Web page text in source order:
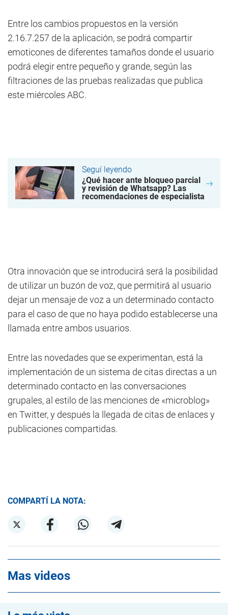
Entre los cambios propuestos en la versión
2.16.7.257 de la aplicación, se podrá compartir
emoticones de diferentes tamaños donde el usuario
podrá elegir entre pequeño y grande, según las
filtraciones de las pruebas realizadas que publica
este miércoles ABC.
Seguí leyendo
¿Qué hacer ante bloqueo parcial
y revisión de Whatsapp? Las
recomendaciones de especialista
Otra innovación que se introducirá será la posibilidad
de utilizar un buzón de voz, que permitirá al usuario
dejar un mensaje de voz a un determinado contacto
para el caso de que no haya podido establecerse una
llamada entre ambos usuarios.
Entre las novedades que se experimentan, está la
implementación de un sistema de citas directas a un
determinado contacto en las conversaciones
grupales, al estilo de las menciones de «microblog»
en Twitter, y después la llegada de citas de enlaces y
publicaciones compartidas.
COMPARTÍ LA NOTA:
Mas videos